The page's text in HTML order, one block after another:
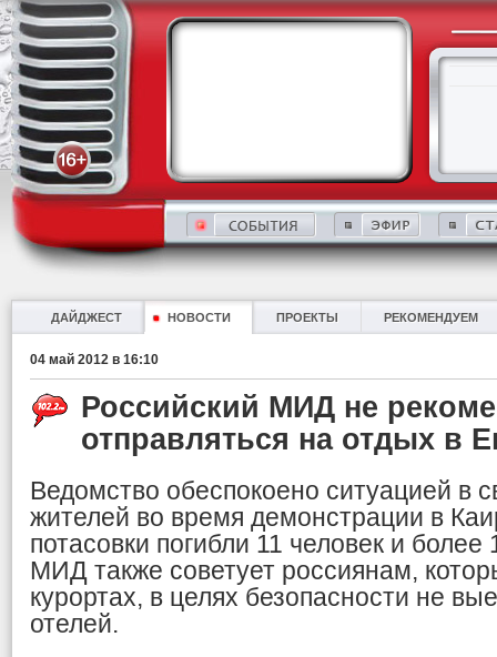
ДАЙДЖЕСТ НОВОСТИ ПРОЕКТЫ РЕКОМЕНДУЕМ
04 май 2012 в 16:10
Российский МИД не
отправляться на отдых в
Ведомство обеспокоено ситуацией в
жителей во время демонстрации в
потасовки погибли 11 человек и
МИД также советует россиянам,
курортах, в целях безопасности не
отелей.